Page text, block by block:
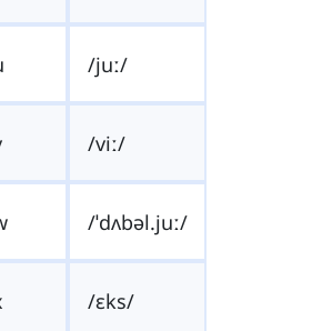
/juː/
/viː/
/ˈdʌbəl.juː/
/ɛks/